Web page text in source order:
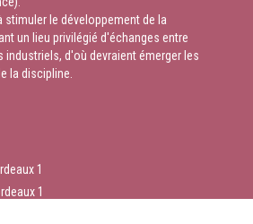
le développement de la
un lieu privilégié d'échanges entre
d'où devraient émerger les
la discipline.
1
1